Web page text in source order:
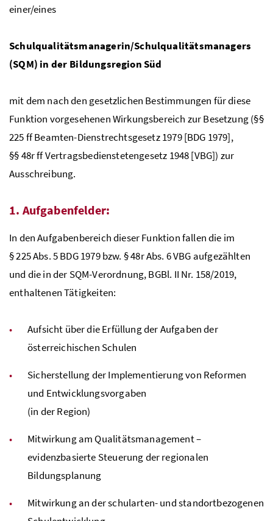
einer/eines
Schulqualitätsmanagerin/Schulqualitätsmanagers
(SQM) in der Bildungsregion Süd
mit dem nach den gesetzlichen Bestimmungen für diese
Funktion vorgesehenen Wirkungsbereich zur Besetzung (§§
225 ff Beamten-Dienstrechtsgesetz 1979 [BDG 1979],
§§ 48r ff Vertragsbedienstetengesetz 1948 [VBG]) zur
Ausschreibung.
1. Aufgabenfelder:
In den Aufgabenbereich dieser Funktion fallen die im
§ 225Abs.5BDG1979bzw. § 48rAbs. 6VBG aufgezählten
und die in der SQM-Verordnung,BGBl. II Nr. 158/2019,
enthaltenen Tätigkeiten:
Aufsicht über die Erfüllung der Aufgaben der
österreichischen Schulen
Sicherstellung der Implementierung von Reformen
und Entwicklungsvorgaben
(in der Region)
Mitwirkung am Qualitätsmanagement –
evidenzbasierte Steuerung der regionalen
Bildungsplanung
Mitwirkung an der schularten- und standortbezogenen